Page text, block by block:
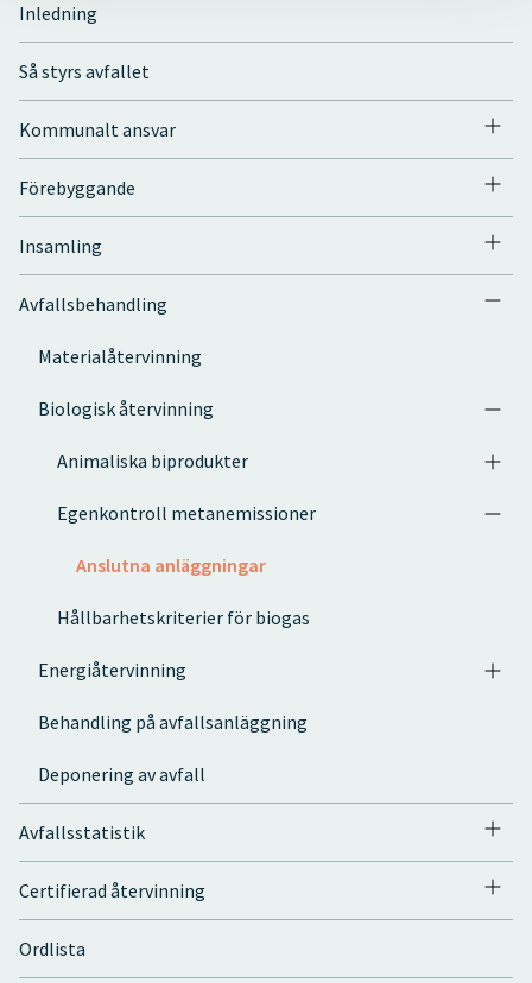
Inledning
Så styrs avfallet
Kommunalt ansvar
Förebyggande
Insamling
Avfallsbehandling
Materialåtervinning
Biologisk återvinning
Animaliska biprodukter
Egenkontroll metanemissioner
Anslutna anläggningar
Hållbarhetskriterier för biogas
Energiåtervinning
Behandling på avfallsanläggning
Deponering av avfall
Avfallsstatistik
Certifierad återvinning
Ordlista